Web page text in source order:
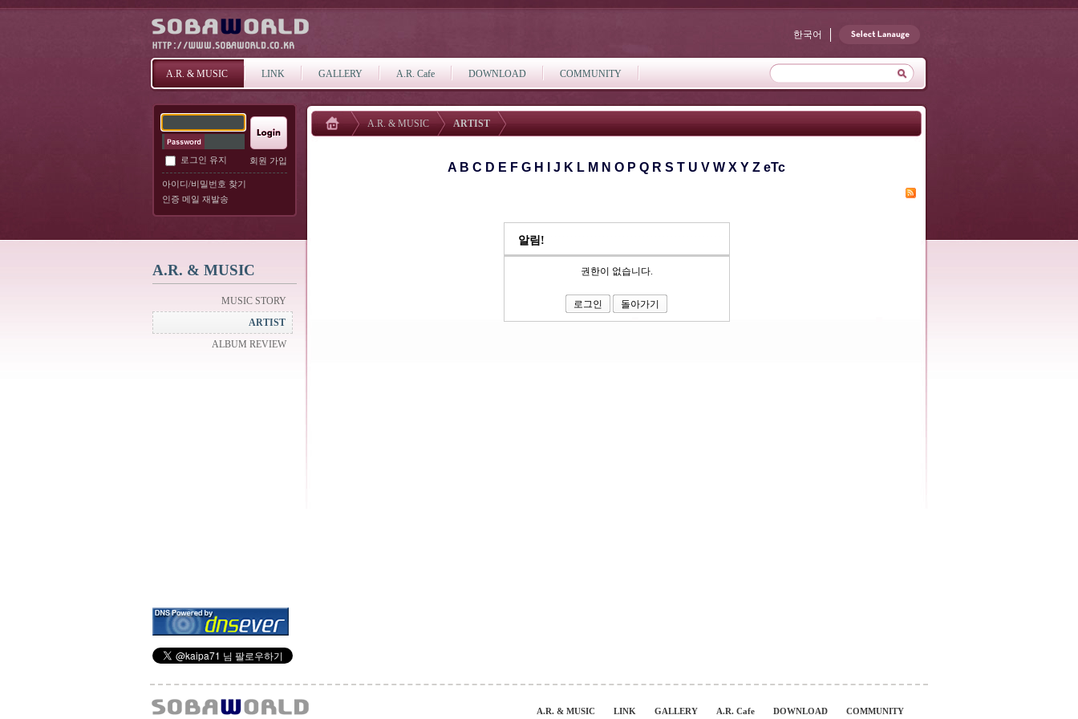
한국어
A.R. & MUSIC LINK GALLERY A.R. Cafe DOWNLOAD COMMUNITY
로그인 유지 회원 가입
아이디/비밀번호 찾기
인증 메일 재발송
A.R. & MUSIC
MUSIC STORY
ARTIST
ALBUM REVIEW
A.R. & MUSIC ARTIST
A B C D E F G H J K L M N O P Q R S T U V W X Y Z eTc
알림!
권한이 없습니다.
로그인 돌아가기
A.R. & MUSIC LINK GALLERY A.R. Cafe DOWNLOAD COMMUNITY